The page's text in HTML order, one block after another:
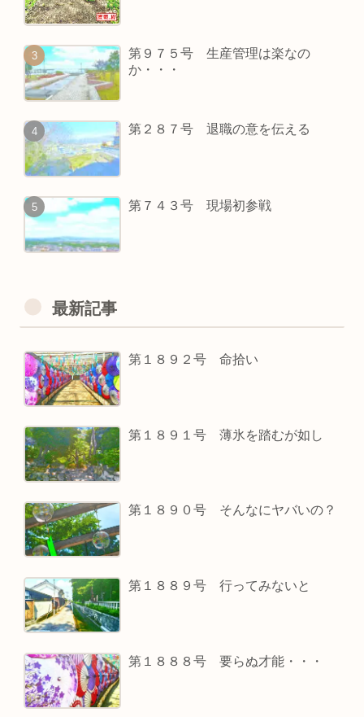
第９７５号 生産管理は楽なの
か・・・
第２８７号 退職の意を伝える
第７４３号 現場初参戦
最新記事
第１８９２号 命拾い
第１８９１号 薄氷を踏むが如し
第１８９０号 そんなにヤバいの？
第１８８９号 行ってみないと
第１８８８号 要らぬ才能・・・